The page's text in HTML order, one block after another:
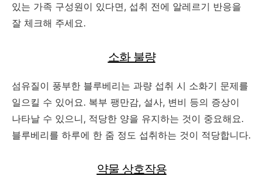
있는 가족 구성원이 있다면, 섭취 전에 알레르기 반응을
잘 체크해 주세요.
소화 불량
섬유질이 풍부한 블루베리는 과량 섭취 시 소화기 문제를
일으킬 수 있어요. 복부 팽만감, 설사, 변비 등의 증상이
나타날 수 있으니, 적당한 양을 유지하는 것이 중요해요.
블루베리를 하루에 한 줌 정도 섭취하는 것이 적당합니다.
약물 상호작용